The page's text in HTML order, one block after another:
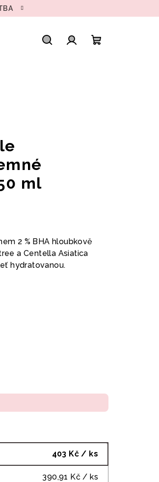
ml
2 % BHA hloubkově
a Centella Asiatica
hydratovanou.
403 Kč / ks
390,91 Kč / ks